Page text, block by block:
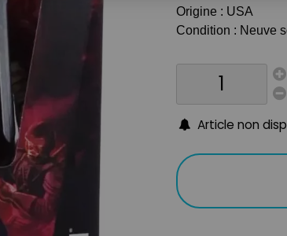
Origine : USA
Condition : Neuve
Article non